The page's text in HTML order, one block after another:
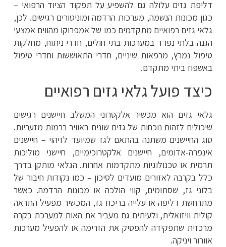
דליפת גזים עלולה גם להשפיע על תפקוד הציוד הרפואי –
כגון מכונות הנשמה, מערכות הרדמה ומוניטורים רגישים. לכן,
גלאי גזים רפואיים מתקדמים כמו של אמפרוקו מהווים אמצעי
הגנה בלתי נפרד במערכות בתי חולים, חדרי ניתוח, מחלקות
טיפול נמרץ, מרפאות שיניים, חדרי התאוששות וחדרי טיפול
באשפוז ביתי מתקדם.
כיצד פועל גלאי גזים רפואיים
גלאי גזים הוא מכשיר אלקטרוני המשלב חיישנים רגישים
שיכולים לזהות נוכחות של גזים שונים באוויר ברמות מזעריות.
סוג החיישנים משתנה בהתאם לגז שמיועד לזיהוי – חיישנים
אינפרה-אדומים, חיישנים אלקטרוכימיים, חיישני מוליכות
תרמית או טכנולוגיות מתקדמות אחרות. הגלאי מותקן בדרך
כלל בקרבה לאזורים מועדים לסיכון – כמו נקודות חיבור של
בלוני גז, שסתומים, קווי הולכה או מכונות הרדמה. כאשר
מתרחשת דליפה או עלייה בריכוז גז, המכשיר מפעיל התראה
קולית וויזואלית, ולעיתים גם מעביר את האות למערכת בקרה
מרכזית שתפקידה להפסיק את הזרימה או להפעיל מערכות
אוורור ויניקה.